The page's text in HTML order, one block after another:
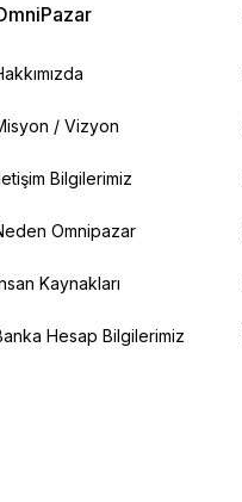
/ Vizyon
Bilgilerimiz
Omnipazar
Kaynakları
Hesap Bilgilerimiz